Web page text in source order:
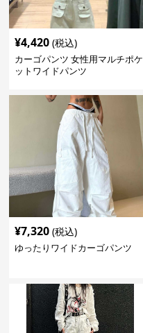
¥4,420 (税込)
カーゴパンツ 女性用マルチポケ
ットワイドパンツ
¥7,320 (税込)
ゆったりワイドカーゴパンツ